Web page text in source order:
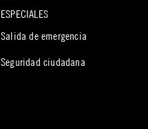
ESPECIALES
Salida de emergencia
Seguridad ciudadana